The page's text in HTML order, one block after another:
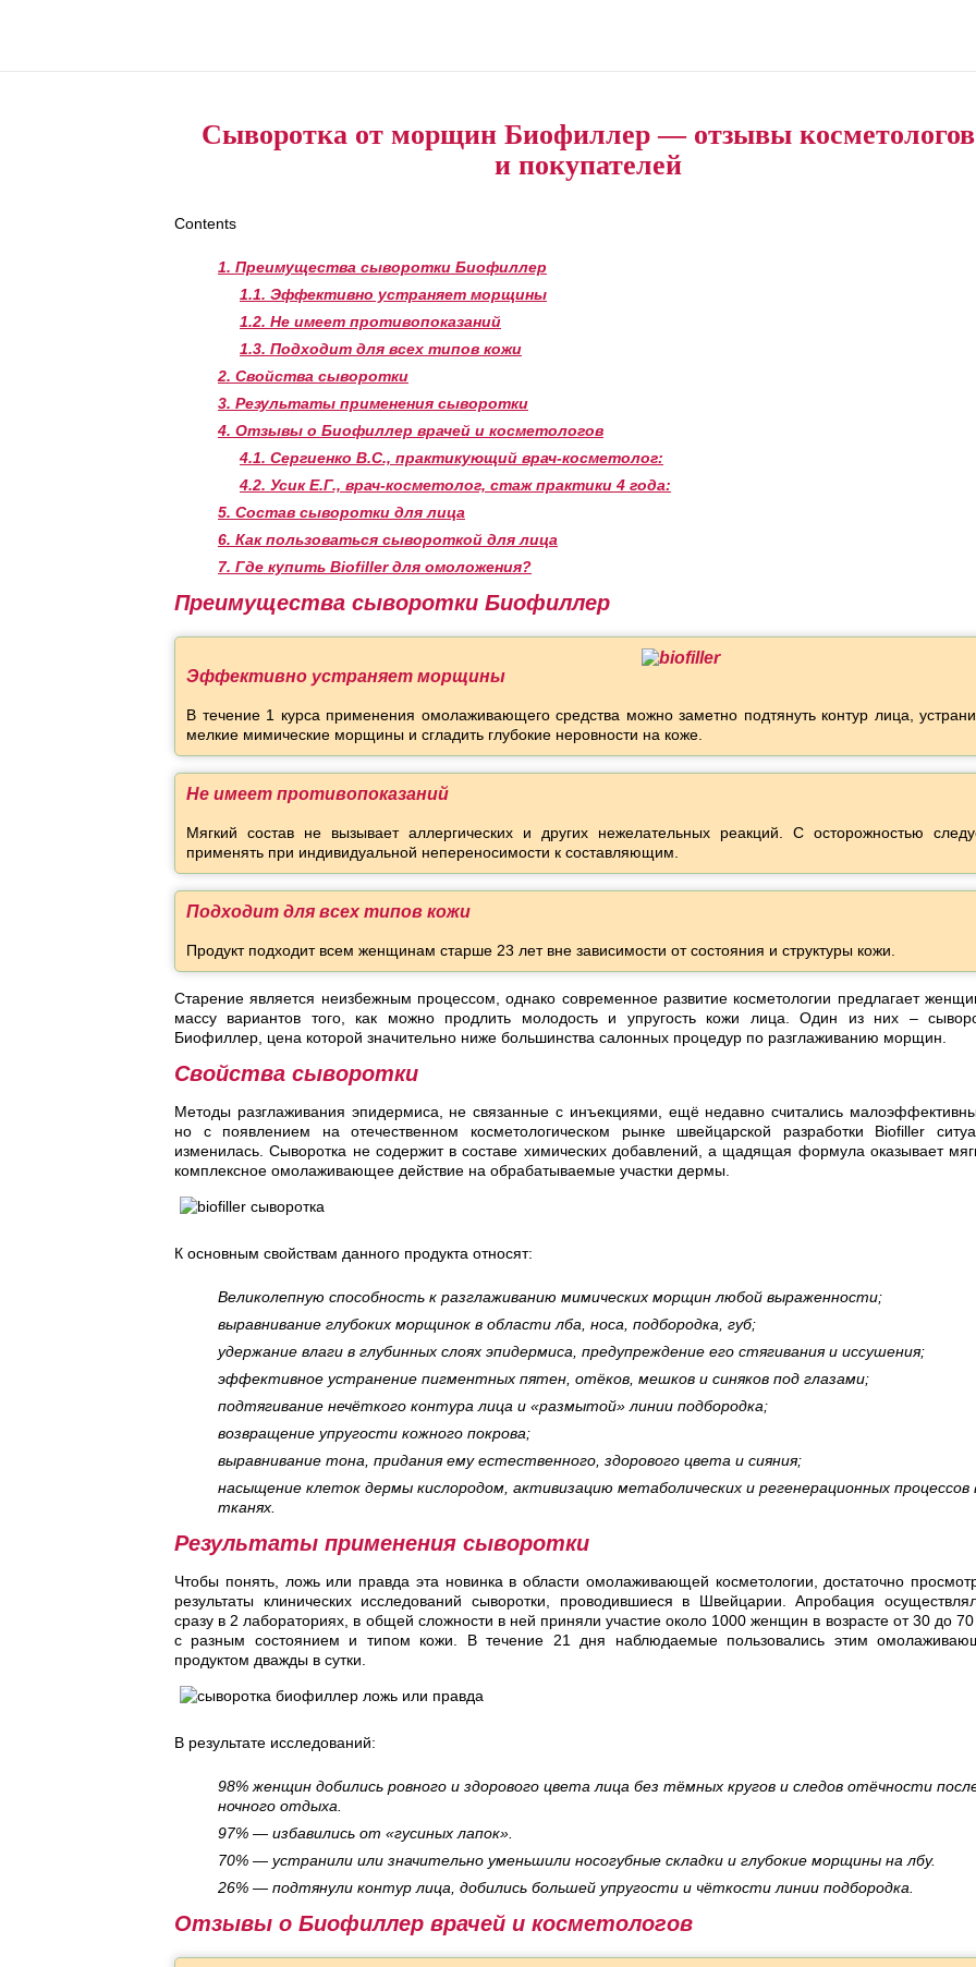
Сыворотка от морщин Биофиллер — отзывы косметологов
и покупателей
Contents
1. Преимущества сыворотки Биофиллер
1.1. Эффективно устраняет морщины
1.2. Не имеет противопоказаний
1.3. Подходит для всех типов кожи
2. Свойства сыворотки
3. Результаты применения сыворотки
4. Отзывы о Биофиллер врачей и косметологов
4.1. Сергиенко В.С., практикующий врач-косметолог:
4.2. Усик Е.Г., врач-косметолог, стаж практики 4 года:
5. Состав сыворотки для лица
6. Как пользоваться сывороткой для лица
7. Где купить Biofiller для омоложения?
Преимущества сыворотки Биофиллер
Эффективно устраняет морщины
В течение 1 курса применения омолаживающего средства можно заметно подтянуть контур лица,
мелкие мимические морщины и сгладить глубокие неровности на коже.
Не имеет противопоказаний
Мягкий состав не вызывает аллергических и других нежелательных реакций. С осторожностью
применять при индивидуальной непереносимости к составляющим.
Подходит для всех типов кожи
Продукт подходит всем женщинам старше 23 лет вне зависимости от состояния и структуры кожи.
Старение является неизбежным процессом, однако современное развитие косметологии предлагает
массу вариантов того, как можно продлить молодость и упругость кожи лица. Один из них –
Биофиллер, цена которой значительно ниже большинства салонных процедур по разглаживанию морщин.
Свойства сыворотки
Методы разглаживания эпидермиса, не связанные с инъекциями, ещё недавно считались
но с появлением на отечественном косметологическом рынке швейцарской разработки Biofiller
изменилась. Сыворотка не содержит в составе химических добавлений, а щадящая формула оказывает
комплексное омолаживающее действие на обрабатываемые участки дермы.
К основным свойствам данного продукта относят:
Великолепную способность к разглаживанию мимических морщин любой выраженности;
выравнивание глубоких морщинок в области лба, носа, подбородка, губ;
удержание влаги в глубинных слоях эпидермиса, предупреждение его стягивания и иссушения;
эффективное устранение пигментных пятен, отёков, мешков и синяков под глазами;
подтягивание нечёткого контура лица и «размытой» линии подбородка;
возвращение упругости кожного покрова;
выравнивание тона, придания ему естественного, здорового цвета и сияния;
насыщение клеток дермы кислородом, активизацию метаболических и регенерационных процессов
тканях.
Результаты применения сыворотки
Чтобы понять, ложь или правда эта новинка в области омолаживающей косметологии, достаточно
результаты клинических исследований сыворотки, проводившиеся в Швейцарии. Апробация
сразу в 2 лабораториях, в общей сложности в ней приняли участие около 1000 женщин в возрасте от 30 до 70
с разным состоянием и типом кожи. В течение 21 дня наблюдаемые пользовались этим
продуктом дважды в сутки.
В результате исследований:
98% женщин добились ровного и здорового цвета лица без тёмных кругов и следов отёчности
ночного отдыха.
97% — избавились от «гусиных лапок».
70% — устранили или значительно уменьшили носогубные складки и глубокие морщины на лбу.
26% — подтянули контур лица, добились большей упругости и чёткости линии подбородка.
Отзывы о Биофиллер врачей и косметологов